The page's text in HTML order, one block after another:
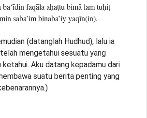
ba‘īdin faqāla aḥaṭtu bimā lam tuḥiṭ
saba’im binaba’iy yaqīn(in).
(datanglah Hudhud), lalu ia
mengetahui sesuatu yang
ketahui. Aku datang kepadamu dari
suatu berita penting yang